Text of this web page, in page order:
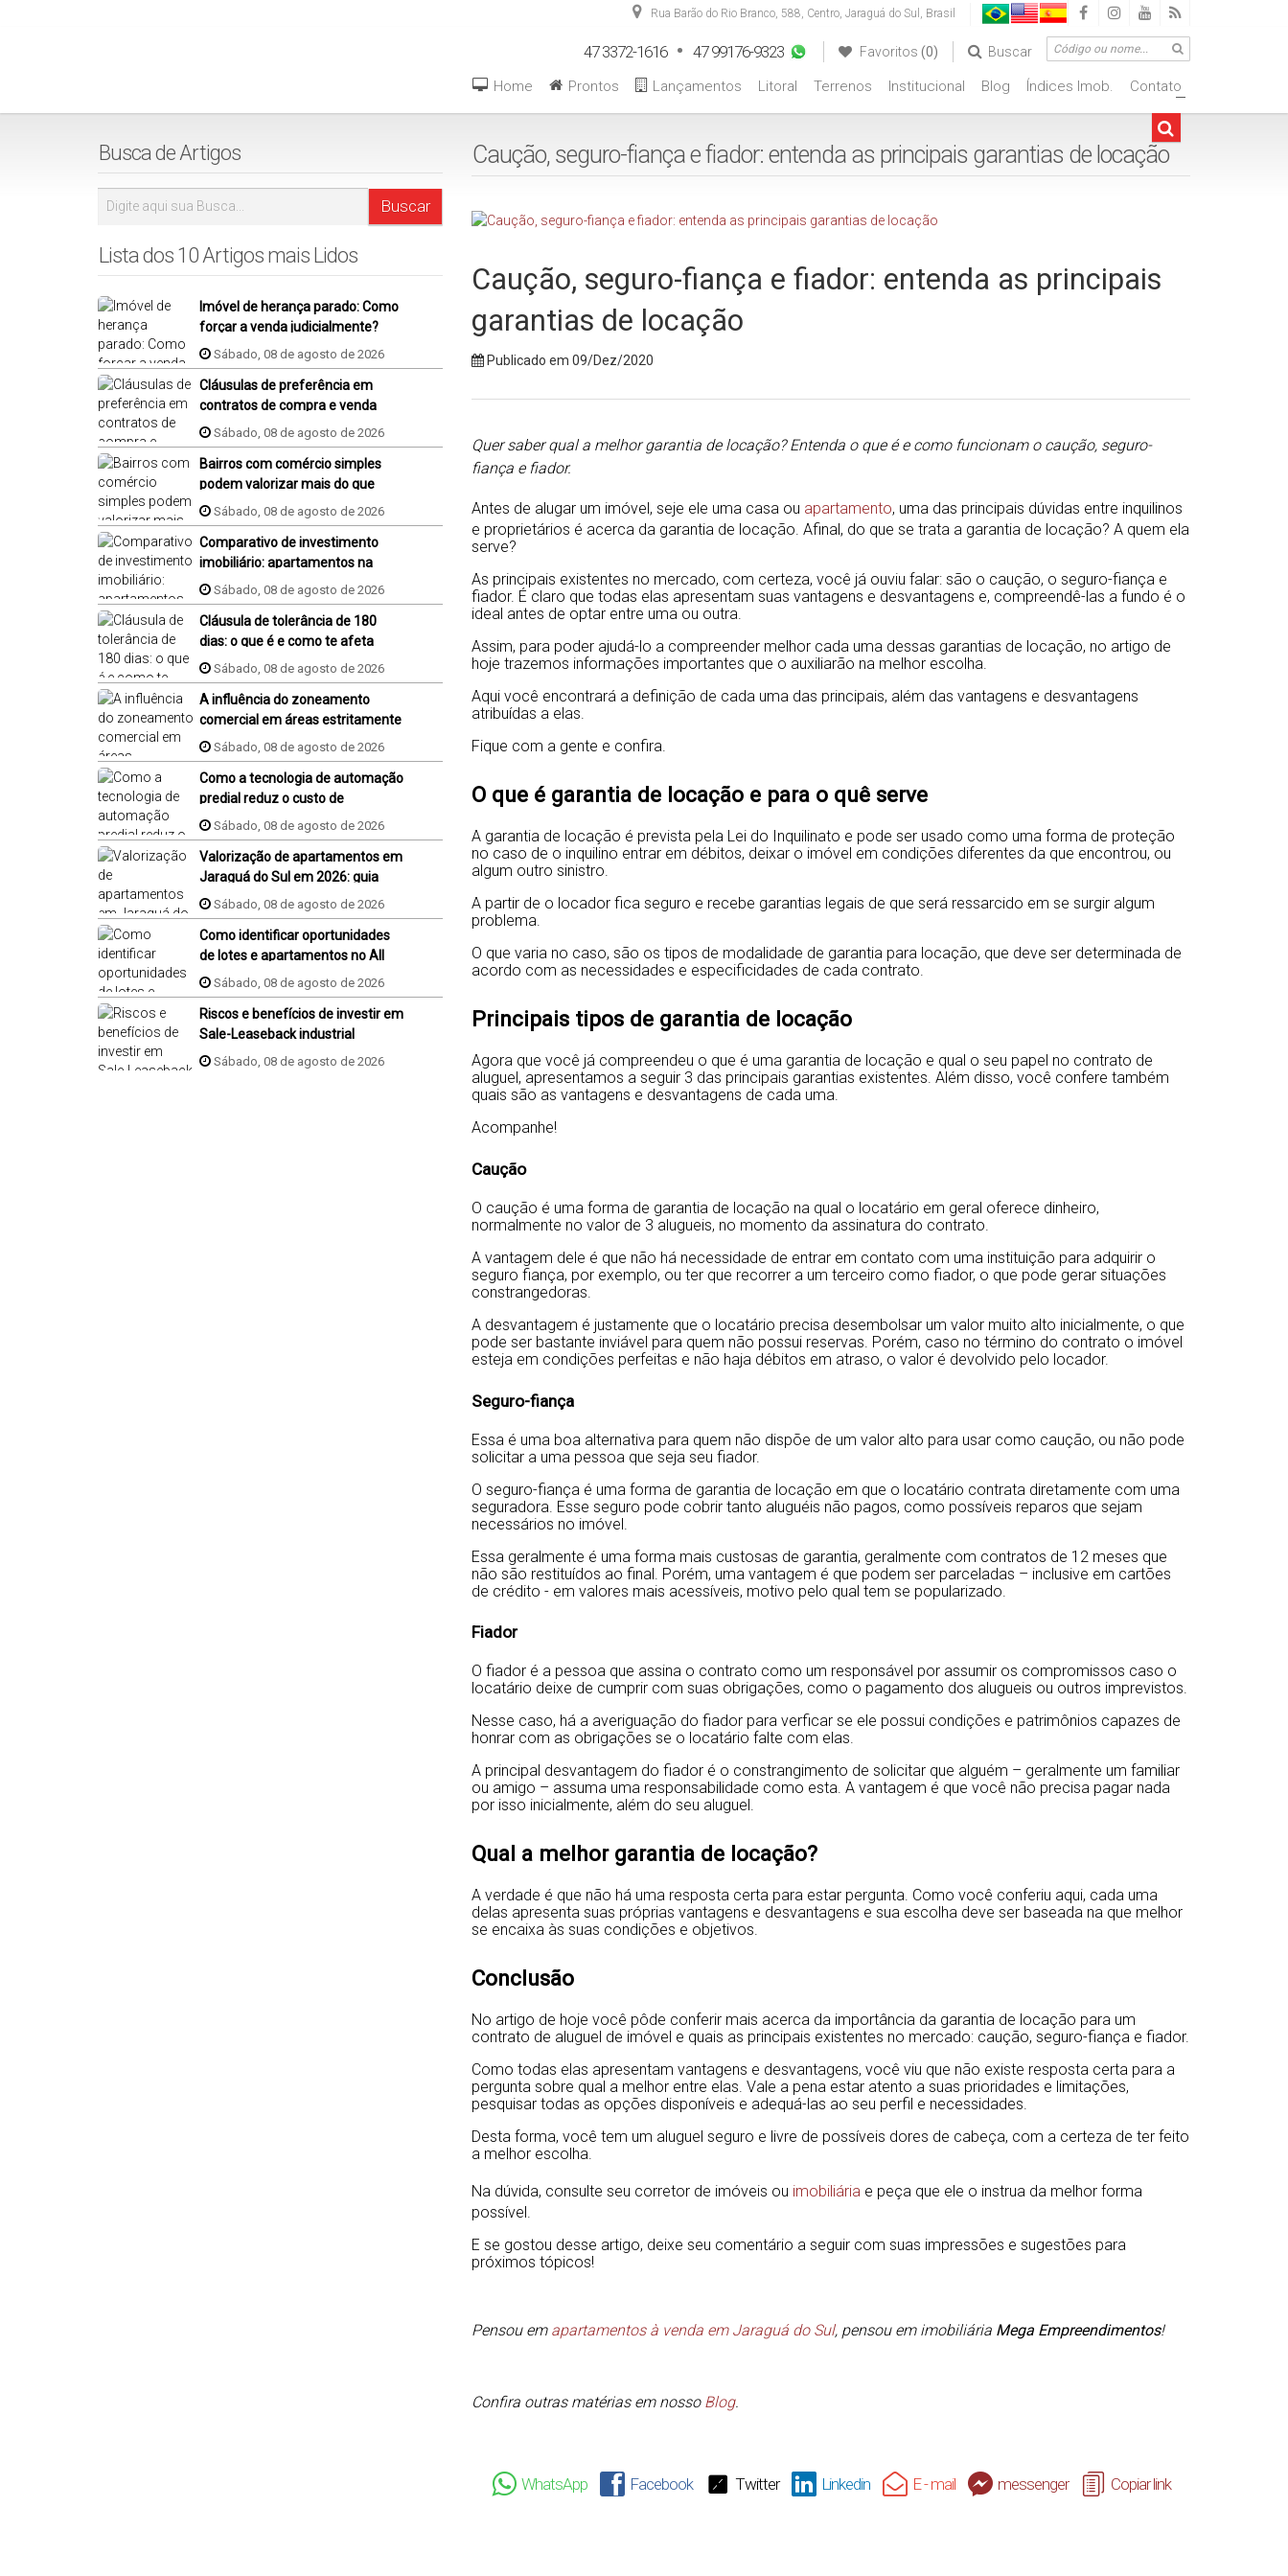
Rua Barão do Rio Branco, 588, Centro, Jaraguá do Sul , Brasil
Buscar
Favoritos (0)
47 3372-1616 47 99176-9323
+
Contato
Índices Imob.
Blog
Institucional
Terrenos
Litoral
Lançamentos
Prontos
Home
Busca de Artigos
Lista dos 10 Artigos mais Lidos
Imóvel de herança parado: Como
forçar a venda judicialmente?
Sábado, 08 de agosto de 2026
Cláusulas de preferência em
contratos de compra e venda
imóvel
Sábado, 08 de agosto de 2026
Bairros com comércio simples
podem valorizar mais do que
bairros famosos
Sábado, 08 de agosto de 2026
Comparativo de investimento
imobiliário: apartamentos na
plana em Jaraguá do Sul,
Florianópolis e Piçarras
Sábado, 08 de agosto de 2026
Cláusula de tolerância de 180
dias: o que é e como te afeta
compra de um imóvel na planta?
Sábado, 08 de agosto de 2026
A influência do zoneamento
comercial em áreas estritamente
residenciais
Sábado, 08 de agosto de 2026
Como a tecnologia de automação
predial reduz o custo de
condomínio?
Sábado, 08 de agosto de 2026
Valorização de apartamentos em
Jaraguá do Sul em 2026: guia
completo
Sábado, 08 de agosto de 2026
Como identificar oportunidades
de lotes e apartamentos no All
Resort em Porto Belo?
Sábado, 08 de agosto de 2026
Riscos e benefícios de investir em
Sale-Leaseback industrial
Sábado, 08 de agosto de 2026
Caução, seguro-fiança e fiador: entenda as principais garantias de locação
Caução, seguro-fiança e fiador: entenda as principais
garantias de locação
Publicado em 09/Dez/2020
Quer saber qual a melhor garantia de locação? Entenda o que é e como funcionam o caução, seguro-
fiança e fiador.
Antes de alugar um imóvel, seje ele uma casa ou apartamento, uma das principais dúvidas entre inquilinos
e proprietários é acerca da garantia de locação. Afinal, do que se trata a garantia de locação? A quem ela
serve?
As principais existentes no mercado, com certeza, você já ouviu falar: são o caução, o seguro-fiança e
fiador. É claro que todas elas apresentam suas vantagens e desvantagens e, compreendê-las a fundo é o
ideal antes de optar entre uma ou outra.
Assim, para poder ajudá-lo a compreender melhor cada uma dessas garantias de locação, no artigo de
hoje trazemos informações importantes que o auxiliarão na melhor escolha.
Aqui você encontrará a definição de cada uma das principais, além das vantagens e desvantagens
atribuídas a elas.
Fique com a gente e confira.
O que é garantia de locação e para o quê serve
A garantia de locação é prevista pela Lei do Inquilinato e pode ser usado como uma forma de proteção
no caso de o inquilino entrar em débitos, deixar o imóvel em condições diferentes da que encontrou, ou
algum outro sinistro.
A partir de o locador fica seguro e recebe garantias legais de que será ressarcido em se surgir algum
problema.
O que varia no caso, são os tipos de modalidade de garantia para locação, que deve ser determinada de
acordo com as necessidades e especificidades de cada contrato.
Principais tipos de garantia de locação
Agora que você já compreendeu o que é uma garantia de locação e qual o seu papel no contrato de
aluguel, apresentamos a seguir 3 das principais garantias existentes. Além disso, você confere também
quais são as vantagens e desvantagens de cada uma.
Acompanhe!
Caução
O caução é uma forma de garantia de locação na qual o locatário em geral oferece dinheiro,
normalmente no valor de 3 alugueis, no momento da assinatura do contrato.
A vantagem dele é que não há necessidade de entrar em contato com uma instituição para adquirir o
seguro fiança, por exemplo, ou ter que recorrer a um terceiro como fiador, o que pode gerar situações
constrangedoras.
A desvantagem é justamente que o locatário precisa desembolsar um valor muito alto inicialmente, o que
pode ser bastante inviável para quem não possui reservas. Porém, caso no término do contrato o imóvel
esteja em condições perfeitas e não haja débitos em atraso, o valor é devolvido pelo locador.
Seguro-fiança
Essa é uma boa alternativa para quem não dispõe de um valor alto para usar como caução, ou não pode
solicitar a uma pessoa que seja seu fiador.
O seguro-fiança é uma forma de garantia de locação em que o locatário contrata diretamente com uma
seguradora. Esse seguro pode cobrir tanto aluguéis não pagos, como possíveis reparos que sejam
necessários no imóvel.
Essa geralmente é uma forma mais custosas de garantia, geralmente com contratos de 12 meses que
não são restituídos ao final. Porém, uma vantagem é que podem ser parceladas – inclusive em cartões
de crédito - em valores mais acessíveis, motivo pelo qual tem se popularizado.
Fiador
O fiador é a pessoa que assina o contrato como um responsável por assumir os compromissos caso o
locatário deixe de cumprir com suas obrigações, como o pagamento dos alugueis ou outros imprevistos.
Nesse caso, há a averiguação do fiador para verficar se ele possui condições e patrimônios capazes de
honrar com as obrigações se o locatário falte com elas.
A principal desvantagem do fiador é o constrangimento de solicitar que alguém – geralmente um familiar
ou amigo – assuma uma responsabilidade como esta. A vantagem é que você não precisa pagar nada
por isso inicialmente, além do seu aluguel.
Qual a melhor garantia de locação?
A verdade é que não há uma resposta certa para estar pergunta. Como você conferiu aqui, cada uma
delas apresenta suas próprias vantagens e desvantagens e sua escolha deve ser baseada na que melhor
se encaixa às suas condições e objetivos.
Conclusão
No artigo de hoje você pôde conferir mais acerca da importância da garantia de locação para um
contrato de aluguel de imóvel e quais as principais existentes no mercado: caução, seguro-fiança e fiador.
Como todas elas apresentam vantagens e desvantagens, você viu que não existe resposta certa para a
pergunta sobre qual a melhor entre elas. Vale a pena estar atento a suas prioridades e limitações,
pesquisar todas as opções disponíveis e adequá-las ao seu perfil e necessidades.
Desta forma, você tem um aluguel seguro e livre de possíveis dores de cabeça, com a certeza de ter feito
a melhor escolha.
Na dúvida, consulte seu corretor de imóveis ou imobiliária e peça que ele o instrua da melhor forma
possível.
E se gostou desse artigo, deixe seu comentário a seguir com suas impressões e sugestões para
próximos tópicos!
Pensou em apartamentos à venda em Jaraguá do Sul, pensou em imobiliária Mega Empreendimentos!
Confira outras matérias em nosso Blog.
WhatsApp Facebook Twitter Linkedin E - mail messenger Copiar link